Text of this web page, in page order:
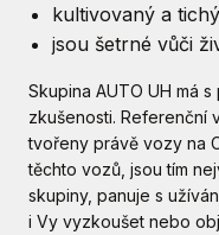
kultivovaný a
jsou šetrné vůči
Skupina AUTO UH má
zkušenosti. Referenční
tvořeny právě vozy na
těchto vozů, jsou tím
skupiny, panuje s
i Vy vyzkoušet nebo